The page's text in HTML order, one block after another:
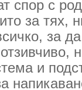
спор с
за тях,
за
и